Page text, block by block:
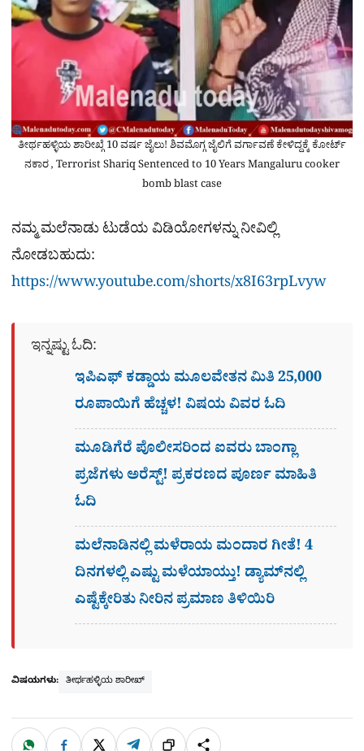
ತೀರ್ಥಹಳ್ಳಿಯ ಶಾರೀಖ್ಗೆ 10 ವರ್ಷ ಜೈಲು! ಶಿವಮೊಗ್ಗ ಜೈಲಿಗೆ ವರ್ಗಾವಣೆ ಕೇಳಿದ್ದಕ್ಕೆ ಕೋರ್ಟ್
ನಕಾರ , Terrorist Shariq Sentenced to 10 Years Mangaluru cooker
bomb blast case
ನಮ್ಮ ಮಲೆನಾಡು ಟುಡೆಯ ವಿಡಿಯೋಗಳನ್ನು ನೀವಿಲ್ಲಿ
ನೋಡಬಹುದು:
https://www.youtube.com/shorts/x8I63rpLvyw
ಇನ್ನಷ್ಟು ಓದಿ:
ಇಪಿಎಫ್ ಕಡ್ಡಾಯ ಮೂಲವೇತನ ಮಿತಿ 25,000
ರೂಪಾಯಿಗೆ ಹೆಚ್ಚಳ! ವಿಷಯ ವಿವರ ಓದಿ
ಮೂಡಿಗೆರೆ ಪೊಲೀಸರಿಂದ ಐವರು ಬಾಂಗ್ಲಾ
ಪ್ರಜೆಗಳು ಅರೆಸ್ಟ್! ಪ್ರಕರಣದ ಪೂರ್ಣ ಮಾಹಿತಿ
ಓದಿ
ಮಲೆನಾಡಿನಲ್ಲಿ ಮಳೆರಾಯ ಮಂದಾರ ಗೀತೆ! 4
ದಿನಗಳಲ್ಲಿ ಎಷ್ಟು ಮಳೆಯಾಯ್ತು! ಡ್ಯಾಮ್​ನಲ್ಲಿ
ಎಷ್ಟೆಕ್ಕೇರಿತು ನೀರಿನ ಪ್ರಮಾಣ ತಿಳಿಯಿರಿ
ವಿಷಯಗಳು: ತೀರ್ಥಹಳ್ಳಿಯ ಶಾರೀಖ್
W F X T